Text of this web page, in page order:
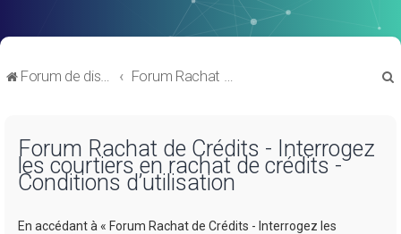
Forum de discussions sur le Regroupement de Crédits et le Rachat de Crédits Forum Rachat de Crédits
Forum Rachat de Crédits - Interrogez
les courtiers en rachat de crédits -
Conditions d’utilisation
En accédant à « Forum Rachat de Crédits - Interrogez les